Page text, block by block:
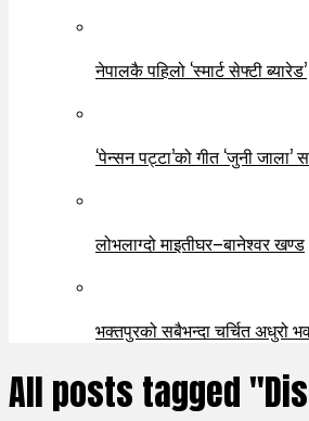
नेपालकै पहिलो ‘स्मार्ट सेफ्टी ब्यारेड’
‘पेन्सन पट्टा’को गीत ‘जुनी जाला’
लोभलाग्दो माइतीघर–बानेश्वर खण्ड
भक्तपुरको सबैभन्दा चर्चित अधुरो
All posts tagged